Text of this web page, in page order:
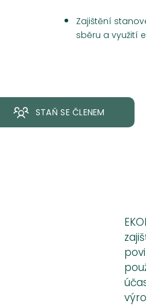
Zajištění
sběru a využití
STAŇ SE ČLENEM